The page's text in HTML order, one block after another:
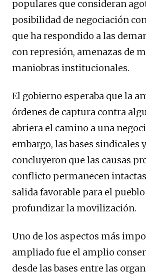
populares que consideran
posibilidad de negociación
que ha respondido a las
con represión, amenazas de
maniobras institucionales.
El gobierno esperaba que la
órdenes de captura contra
abriera el camino a una
embargo, las bases sindicales
concluyeron que las causas
conflicto permanecen
salida favorable para el
profundizar la movilización.
Uno de los aspectos más
ampliado fue el amplio
desde las bases entre las